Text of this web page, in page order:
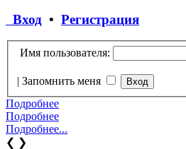
Вход • Регистрация
Имя пользователя:
| Запомнить меня
Подробнее
Подробнее
Подробнее...
❮ ❯